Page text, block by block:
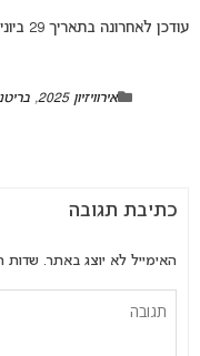
עודכן לאחרונה בתאריך 29 ביוני 2025 06:59 על ידי
אירוויזיון 2025 ,
כתיבת תגובה
האימייל לא יוצג באתר. שדות